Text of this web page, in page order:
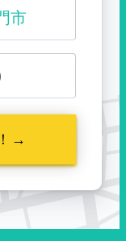
市
→